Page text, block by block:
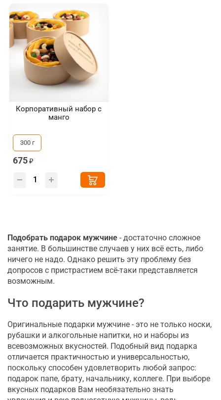
Корпоративный набор с
манго
300 г
675
Подобрать подарок мужчине - достаточно сложное
занятие. В большинстве случаев у них всё есть, либо
ничего не надо. Однако решить эту проблему без
допросов с пристрастием всё-таки представляется
возможным.
Что подарить мужчине?
Оригинальные подарки мужчине - это не только носки,
рубашки и алкогольные напитки, но и наборы из
всевозможных вкусностей. Подобный вид подарка
отличается практичностью и универсальностью,
поскольку способен удовлетворить любой запрос:
подарок папе, брату, начальнику, коллеге. При выборе
вкусных подарков Вам необязательно знать